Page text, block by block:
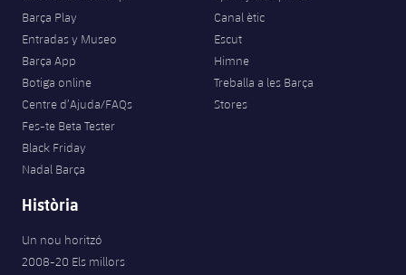
Barça Play
Entradas y Museo
Barça App
Botiga online
Centre d’Ajuda/FAQs
Fes-te Beta Tester
Black Friday
Nadal Barça
Canal ètic
Escut
Himne
Treballa a les Barça
Stores
Història
Un nou horitzó
2008-20 Els millors